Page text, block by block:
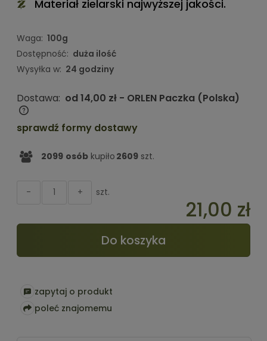
Materiał zielarski najwyższej jakości.
Waga: 100g
Dostępność: duża ilość
Wysyłka w: 24 godziny
Dostawa: od 14,00 zł - ORLEN Paczka (Polska)
Cena nie zawiera ewentualnych kosztów płatności
sprawdź formy dostawy
2099 osób kupiło 2609 szt.
+
- szt.
21,00 zł
Do koszyka
zapytaj o produkt
poleć znajomemu